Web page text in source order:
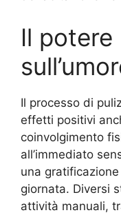
Il
Il processo di
effetti positivi
coinvolgimento
all’immediato
una
giornata. Diversi
attività manuali,